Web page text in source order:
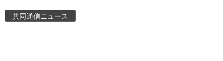
Images
共同通信ニュース